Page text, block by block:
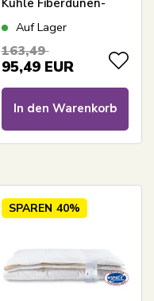
Kühle Fiberdunen-
Decke -
Decke - 200x220 cm -
Auf Lager
163,49
95,49 EUR
In den Warenkorb
SPAREN 40%